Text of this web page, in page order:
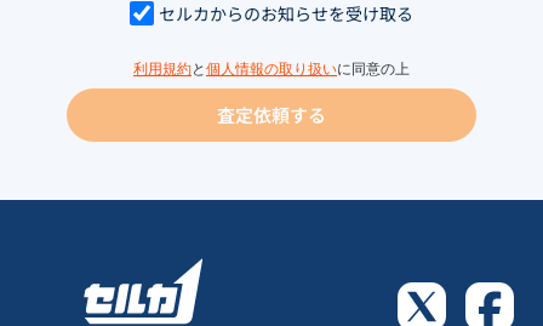
セルカからのお知らせを受け取る
利用規約と 個人情報の取り扱いに同意の上
査定依頼する